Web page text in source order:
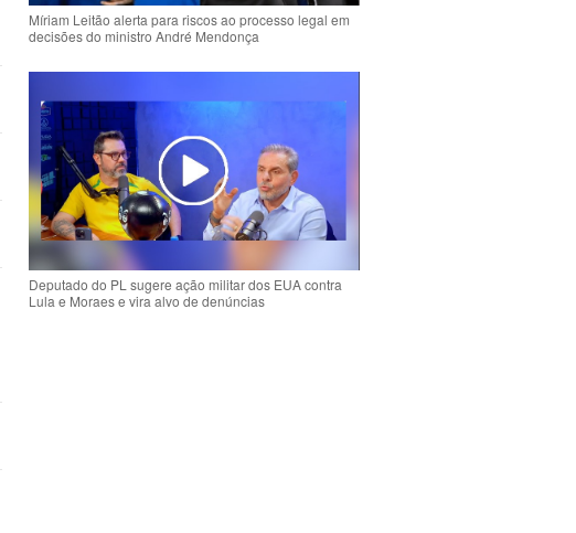
Míriam Leitão alerta para riscos ao processo legal em
decisões do ministro André Mendonça
Deputado do PL sugere ação militar dos EUA contra
Lula e Moraes e vira alvo de denúncias